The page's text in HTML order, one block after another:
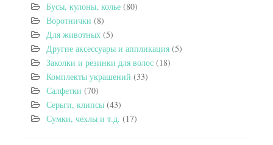
Бусы, кулоны, колье (80)
Воротнички (8)
Для животных (5)
Другие аксессуары и аппликация (5)
Заколки и резинки для волос (18)
Комплекты украшений (33)
Салфетки (70)
Серьги, клипсы (43)
Сумки, чехлы и т.д. (17)